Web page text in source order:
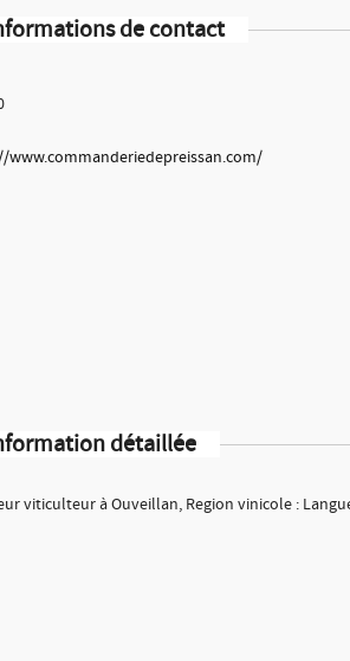
de contact
www.commanderiedepreissan.com/
détaillée
viticulteur à Ouveillan, Region vinicole :